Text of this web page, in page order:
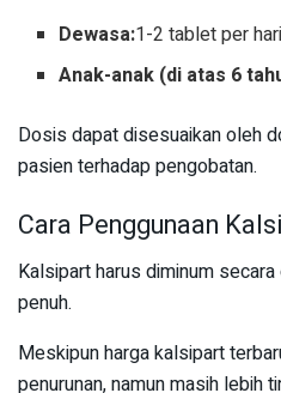
Dewasa:1-2 tablet per hari
Anak-anak (di atas 6
Dosis dapat disesuaikan oleh
pasien terhadap pengobatan.
Cara Penggunaan
Kalsipart harus diminum
penuh.
Meskipun harga kalsipart
penurunan, namun masih lebih